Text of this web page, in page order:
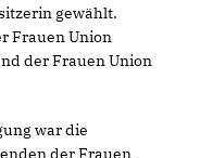
gewählt.
Frauen Union
der Frauen Union
war die
der Frauen